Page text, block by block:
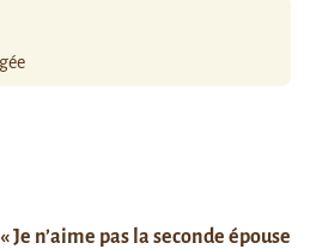
« Je n’aime pas la seconde épouse